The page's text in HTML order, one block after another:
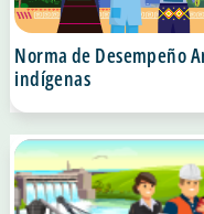
Norma de Desempeño
indígenas